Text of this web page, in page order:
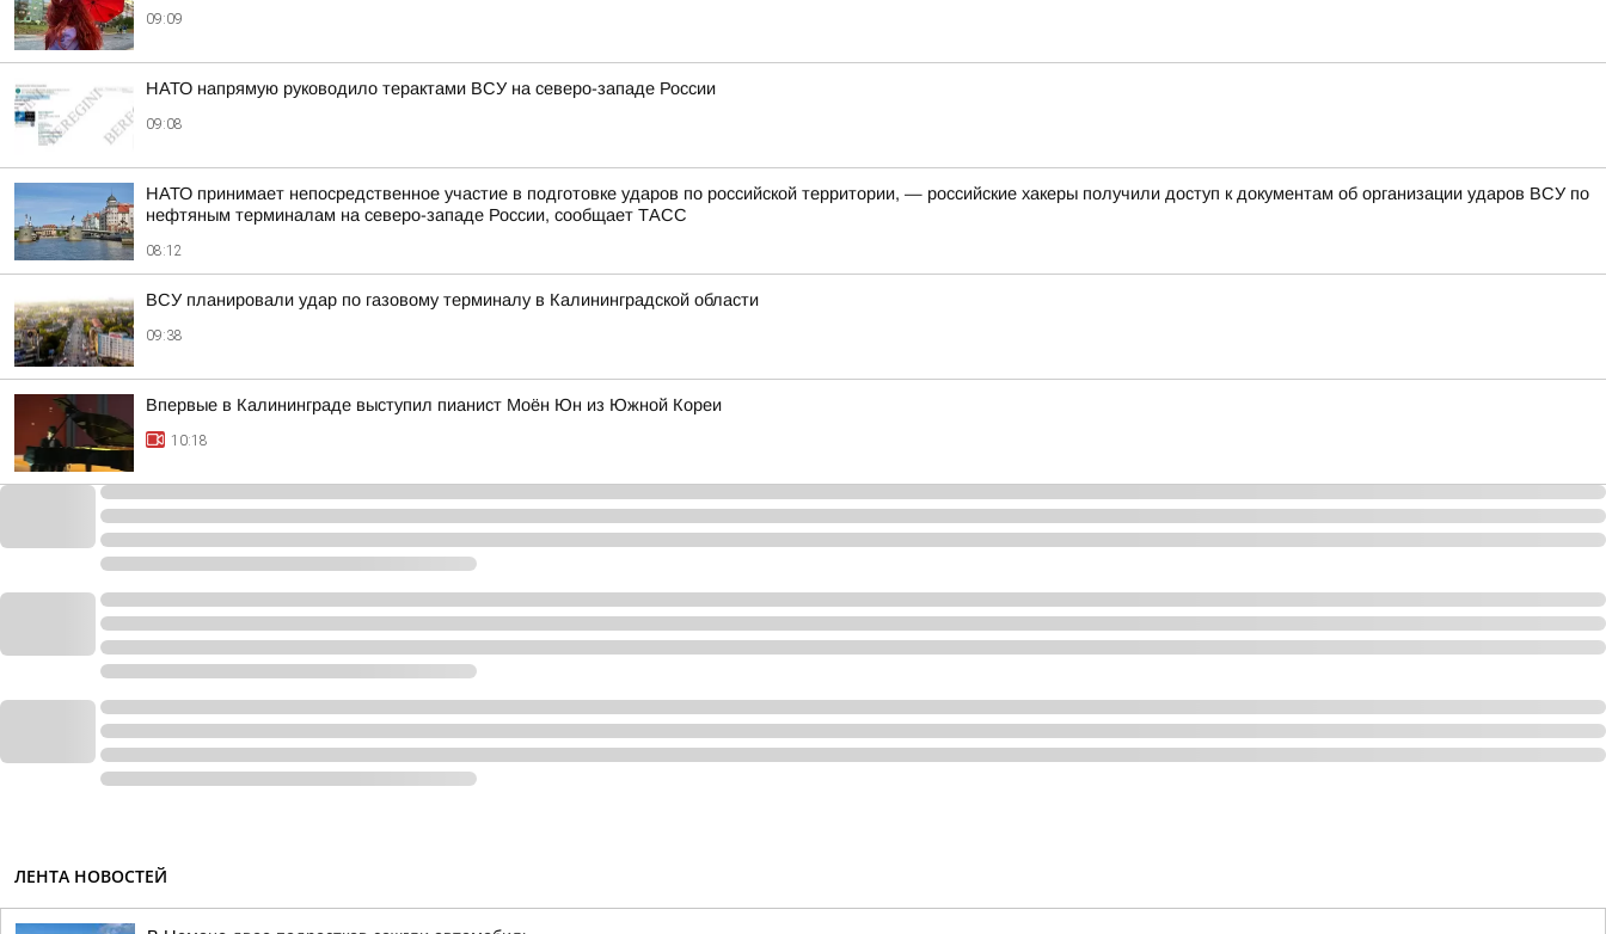
09:09
НАТО напрямую руководило терактами ВСУ на северо-западе России
09:08
НАТО принимает непосредственное участие в подготовке ударов по российской территории, — российские хакеры получили доступ к документам об организации ударов ВСУ по
нефтяным терминалам на северо-западе России, сообщает ТАСС
08:12
ВСУ планировали удар по газовому терминалу в Калининградской области
09:38
Впервые в Калининграде выступил пианист Моён Юн из Южной Кореи
10:18
ЛЕНТА НОВОСТЕЙ